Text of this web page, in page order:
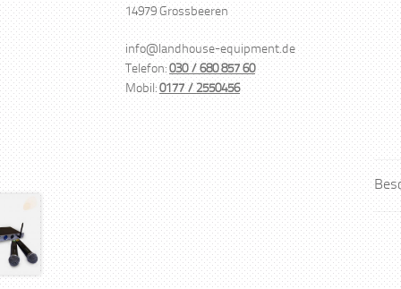
14979 Grossbeeren
info@landhouse-equipment.de
Telefon:030 / 680 857 60
Mobil:0177 / 2550456